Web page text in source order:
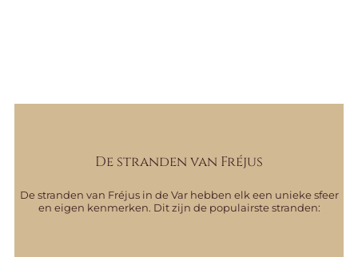
De stranden van Fréjus
De stranden van Fréjus in de Var hebben elk een unieke sfeer
en eigen kenmerken. Dit zijn de populairste stranden: